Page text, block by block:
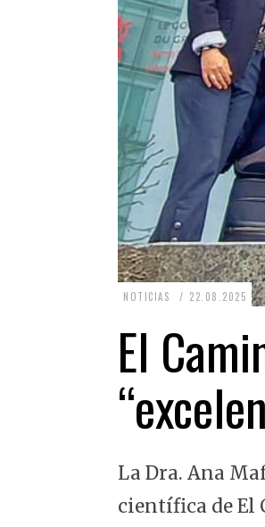
NOTICIAS 22.08.2025 2
.
0
0
2
El
La Dra. Ana
científica de El